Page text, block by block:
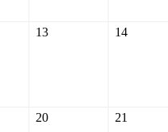
13 14
20 21